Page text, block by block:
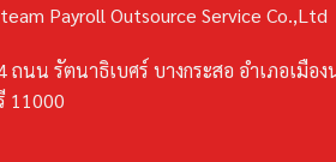
Payroll Outsource Service Co.,Ltd
ถนน รัตนาธิเบศร์ บางกระสอ อำเภอเมือ
11000